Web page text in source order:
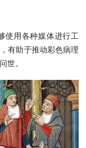
使用各种媒体进行工
有助于推动彩色病理
世。